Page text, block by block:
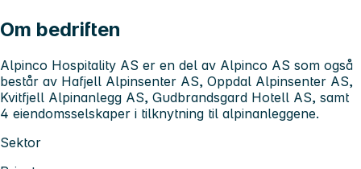
Om bedriften
Alpinco Hospitality AS er en del av Alpinco AS som også
består av Hafjell Alpinsenter AS, Oppdal Alpinsenter AS,
Kvitfjell Alpinanlegg AS, Gudbrandsgard Hotell AS, samt
4 eiendomsselskaper i tilknytning til alpinanleggene.
Sektor